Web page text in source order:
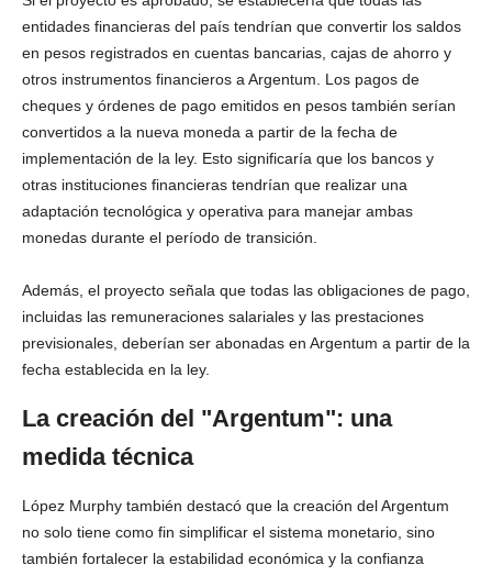
entidades financieras del país tendrían que convertir los saldos
en pesos registrados en cuentas bancarias, cajas de ahorro y
otros instrumentos financieros a Argentum. Los pagos de
cheques y órdenes de pago emitidos en pesos también serían
convertidos a la nueva moneda a partir de la fecha de
implementación de la ley. Esto significaría que los bancos y
otras instituciones financieras tendrían que realizar una
adaptación tecnológica y operativa para manejar ambas
monedas durante el período de transición.
Además, el proyecto señala que todas las obligaciones de pago,
incluidas las remuneraciones salariales y las prestaciones
previsionales, deberían ser abonadas en Argentum a partir de la
fecha establecida en la ley.
La creación del "Argentum": una
medida técnica
López Murphy también destacó que la creación del Argentum
no solo tiene como fin simplificar el sistema monetario, sino
también fortalecer la estabilidad económica y la confianza